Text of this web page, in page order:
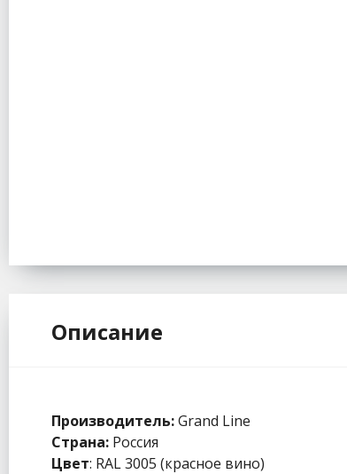
Описание
Производитель:Grand Line
Страна: Россия
Цвет: RAL 3005 (красное вино)